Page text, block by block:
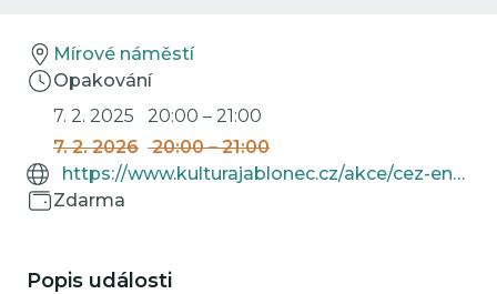
Mírové náměstí
Opakování
7. 2. 2025
20:00 – 21:00
7. 2. 2026
20:00 – 21:00
https://www.kulturajablonec.cz/akce/cez-energy-fest-jamaron/
Zdarma
Popis události